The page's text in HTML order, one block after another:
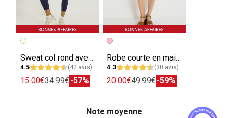
Sweat col rond avec inscriptions femme
4.5 (42 avis)
15.00€34.99€-57%
Robe courte en maille ajourée
4.3 (30 avis)
20.00€49.99€-59%
Note moyenne